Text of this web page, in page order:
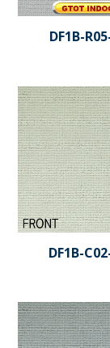
DF1B-
DF1B-